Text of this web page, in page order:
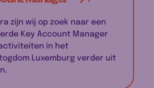
zijn wij op zoek naar een
Key Account Manager
in het
Luxemburg verder uit